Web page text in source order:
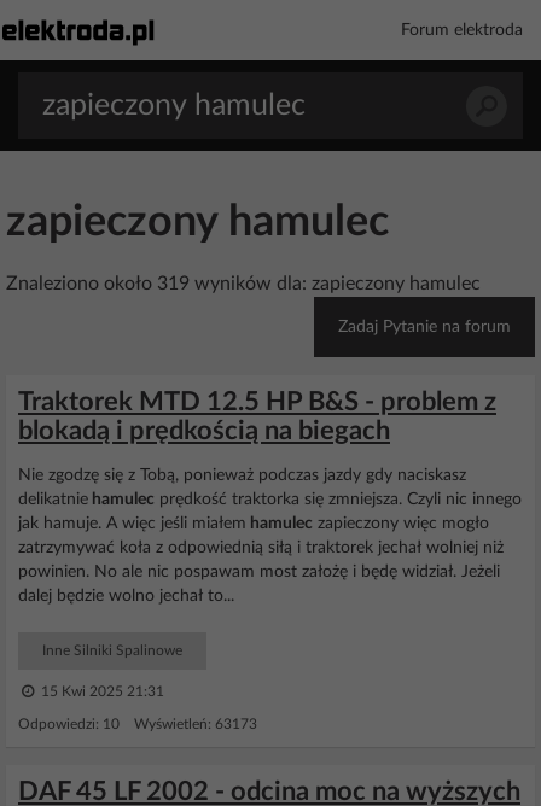
Forum elektroda
zapieczony hamulec
Znaleziono około 319 wyników dla: zapieczony hamulec
Zadaj Pytanie na forum
Traktorek MTD 12.5 HP B&S - problem z
blokadą i prędkością na biegach
Nie zgodzę się z Tobą, ponieważ podczas jazdy gdy naciskasz
delikatnie hamulec prędkość traktorka się zmniejsza. Czyli nic innego
jak hamuje. A więc jeśli miałem hamulec zapieczony więc mogło
zatrzymywać koła z odpowiednią siłą i traktorek jechał wolniej niż
powinien. No ale nic pospawam most założę i będę widział. Jeżeli
dalej będzie wolno jechał to...
Inne Silniki Spalinowe
15 Kwi 2025 21:31
Odpowiedzi: 10 Wyświetleń: 63173
DAF 45 LF 2002 - odcina moc na wyższych